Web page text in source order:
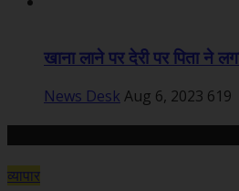
खाना लाने पर देरी पर पिता ने
News Desk Aug 6, 2023 619
व्यापार